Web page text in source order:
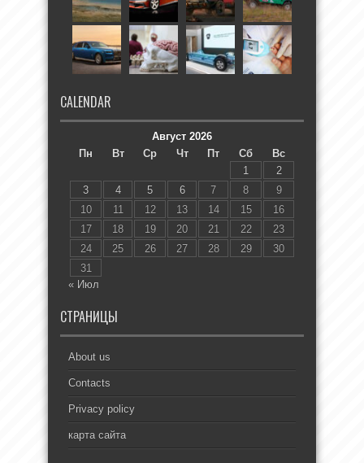
CALENDAR
Август 2026
Пн
Вт Ср Чт Пт Сб
Вс
1
2
3
4 5 6 7 8
9
10
11 12 13 14 15
16
17
18 19 20 21 22
23
24
25 26 27 28 29
30
31
« Июл
СТРАНИЦЫ
About us
Contacts
Privacy policy
карта сайта